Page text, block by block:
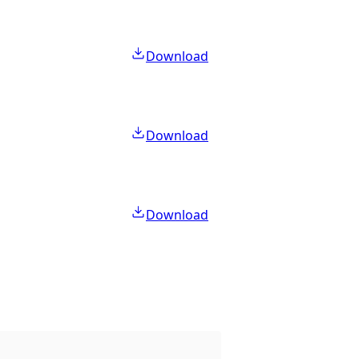
Download
Download
Download